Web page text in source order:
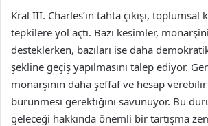
Kral III. Charles’ın tahta çıkışı, toplumsal
tepkilere yol açtı. Bazı kesimler,
desteklerken, bazıları ise daha
şekline geçiş yapılmasını talep ediyor.
monarşinin daha şeffaf ve hesap verebilir
bürünmesi gerektiğini savunuyor. Bu
geleceği hakkında önemli bir tartışma